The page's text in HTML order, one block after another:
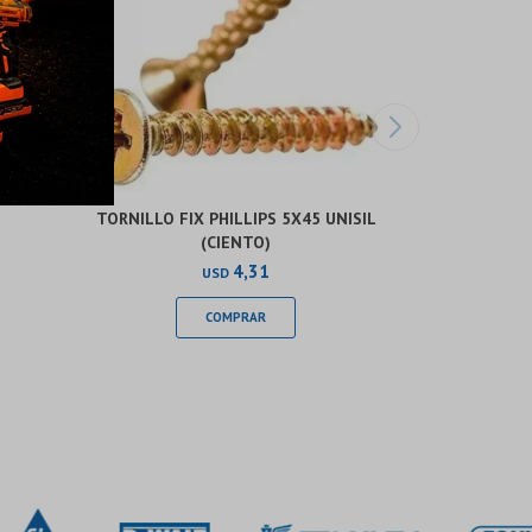
TORNILLO FIX PHILLIPS 5X45 UNISIL
(CIENTO)
USD 4,31